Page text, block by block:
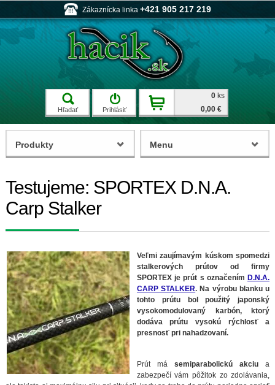
Zákaznícka linka +421 905 217 219
Hľadať Prihlásiť
0 ks
0,00 €
Testujeme: SPORTEX D.N.A.
Carp Stalker
Veľmi zaujímavým kúskom spomedzi
stalkerových prútov od firmy
SPORTEX je prút s označenímD.N.A.
CARP STALKER. Na výrobu blanku u
tohto prútu bol použitý japonský
vysokomodulovaný karbón, ktorý
dodáva prútu vysokú rýchlosť a
presnosť pri nahadzovaní.
Prút má semiparabolickú akciu a
zabezpečí vám pôžitok zo zdolávania,
Produkty Menu